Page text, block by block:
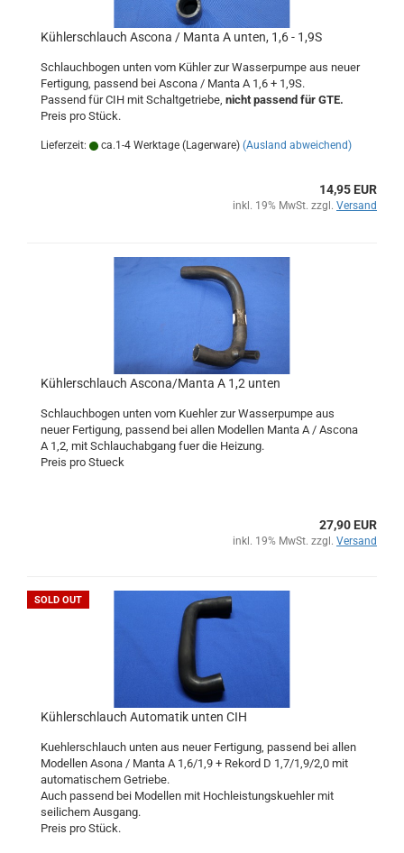
Kühlerschlauch Ascona / Manta A unten, 1,6 - 1,9S
Schlauchbogen unten vom Kühler zur Wasserpumpe aus neuer
Fertigung, passend bei Ascona / Manta A 1,6 + 1,9S.
Passend für CIH mit Schaltgetriebe, nicht passend für GTE.
Preis pro Stück.
Lieferzeit: ca.1-4 Werktage (Lagerware) (Ausland abweichend)
14,95 EUR
inkl. 19% MwSt. zzgl. Versand
Kühlerschlauch Ascona/Manta A 1,2 unten
Schlauchbogen unten vom Kuehler zur Wasserpumpe aus
neuer Fertigung, passend bei allen Modellen Manta A / Ascona
A 1,2, mit Schlauchabgang fuer die Heizung.
Preis pro Stueck
27,90 EUR
inkl. 19% MwSt. zzgl. Versand
SOLD OUT
Kühlerschlauch Automatik unten CIH
Kuehlerschlauch unten aus neuer Fertigung, passend bei allen
Modellen Asona / Manta A 1,6/1,9 + Rekord D 1,7/1,9/2,0 mit
automatischem Getriebe.
Auch passend bei Modellen mit Hochleistungskuehler mit
seilichem Ausgang.
Preis pro Stück.